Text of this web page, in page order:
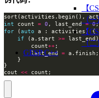
【
（
【
（二
GESP C++
sort(activities.begin(),
int count = 0 , last_end = 0
for (auto a :
if (a.start >=
        count
++
        last_end
=
cout <<